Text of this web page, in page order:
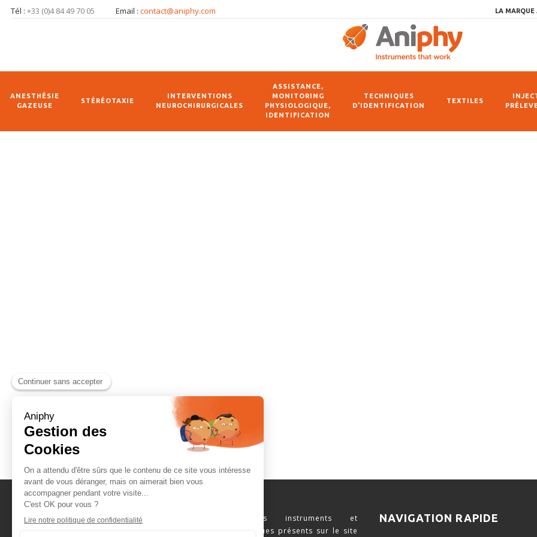
Tél : +33 (0)4 84 49 70 05 Email : contact@aniphy.com LA MARQUE
ANESTHÉSIE
GAZEUSE
STÉRÉOTAXIE
INTERVENTIONS
NEUROCHIRURGICALES
ASSISTANCE,
MONITORING
PHYSIOLOGIQUE,
IDENTIFICATION
TECHNIQUES
D’IDENTIFICATION
TEXTILES
Naviguez parmi les instruments et
consommables scientifiques présents sur le site
NAVIGATION RAPIDE